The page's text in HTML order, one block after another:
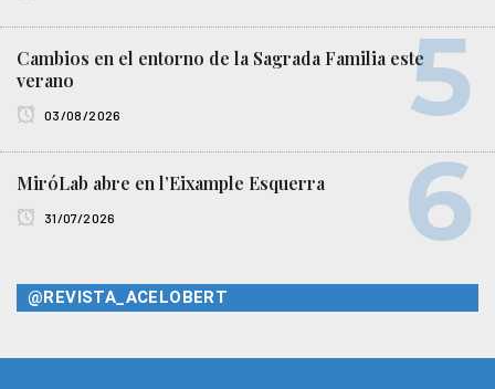
Cambios en el entorno de la Sagrada Familia este
verano
03/08/2026
MiróLab abre en l’Eixample Esquerra
31/07/2026
@REVISTA_ACELOBERT